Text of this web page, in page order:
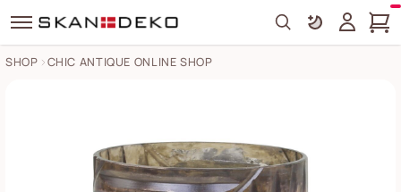
Search
SHOP
CHIC ANTIQUE ONLINE SHOP